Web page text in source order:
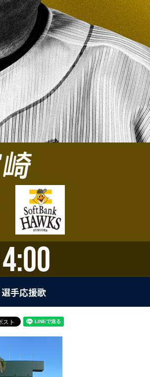
選手応援歌